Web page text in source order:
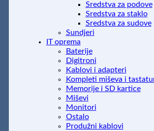
Sredstva za podove
Sredstva za staklo
Sredstva za sudove
Sundjeri
IT oprema
Baterije
Digitroni
Kablovi i adapteri
Kompleti miševa i
Memorije i SD kartice
Miševi
Monitori
Ostalo
Produžni kablovi